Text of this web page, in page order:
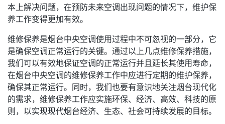
本上解决问题，在预防未来空调出现问题的情况下，维护保
养工作变得更加有效。
维修保养是烟台中央空调使用过程中不可忽视的一部分，它
是确保空调正常运行的关键。通过以上几点维修保养措施，
我们可以有效地保证空调的正常运行并且延长其使用寿命，
在烟台中央空调的维修保养工作中应进行定期的维护保养，
确保其正常运行。同时，我们也要有意识地关注烟台现代化
的需求，维修保养工作应实施环保、经济、高效、科技的原
则，以实现现代烟台经济、生态、社会可持续发展的目标。